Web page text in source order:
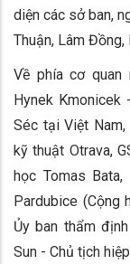
diện các sở ban,
Thuận, Lâm Đồng,
Về phía cơ
Hynek
Séc tại Việt
kỹ thuật Otrava,
học Tomas
Pardubice (Cộng
Ủy ban thẩm
Sun - Chủ tịch